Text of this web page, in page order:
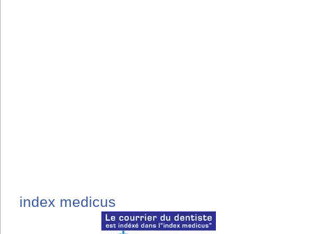
index medicus